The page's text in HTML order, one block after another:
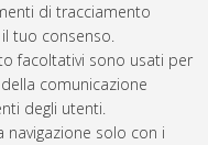
di tracciamento
tuo consenso.
facoltativi sono usati per
comunicazione
degli utenti.
navigazione solo con i